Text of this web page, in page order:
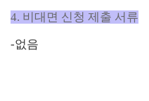
4. 비대면 신청 제출 서류
-없음